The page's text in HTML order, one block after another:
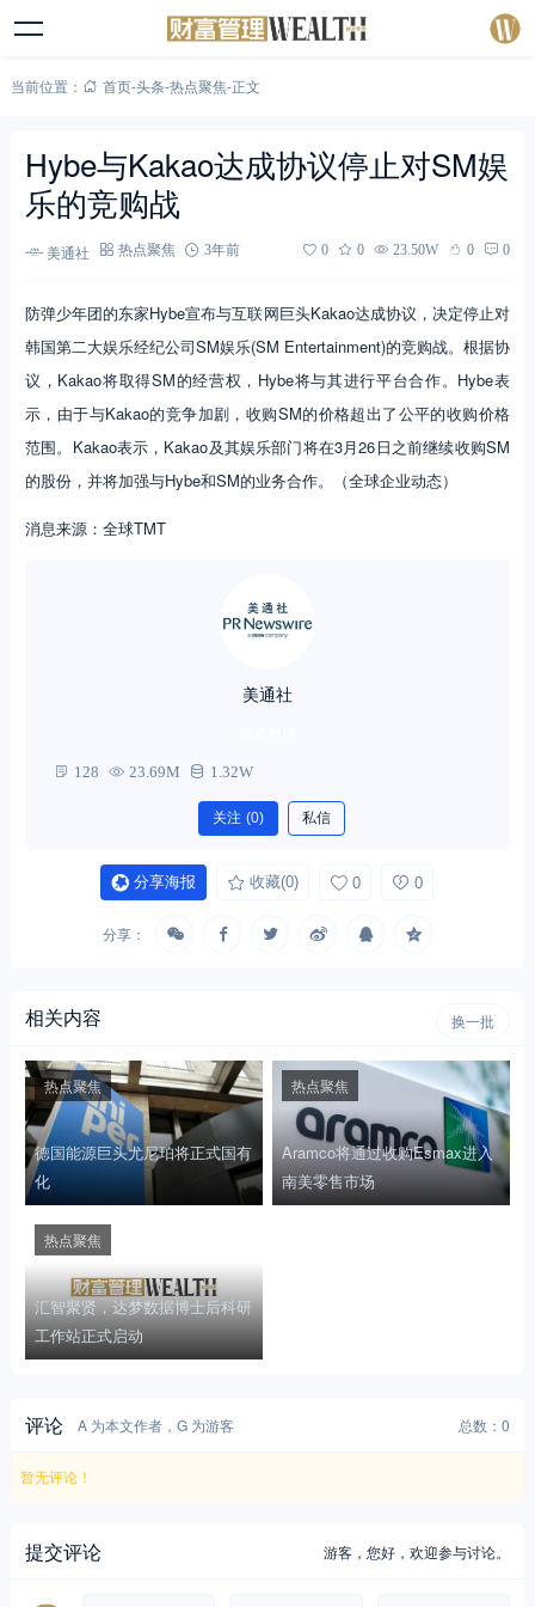
当前位置： 首页-头条-热点聚焦-正文
Hybe与Kakao达成协议停止对SM娱
乐的竞购战
美通社 热点聚焦 3年前 0 0 23.50W 0 0
防弹少年团的东家Hybe宣布与互联网巨头Kakao达成协议，决定停止对
韩国第二大娱乐经纪公司SM娱乐(SM Entertainment)的竞购战。根据协
议，Kakao将取得SM的经营权，Hybe将与其进行平台合作。Hybe表
示，由于与Kakao的竞争加剧，收购SM的价格超出了公平的收购价格
范围。Kakao表示，Kakao及其娱乐部门将在3月26日之前继续收购SM
的股份，并将加强与Hybe和SM的业务合作。（全球企业动态）
消息来源：全球TMT
美通社
128 23.69M 1.32W
关注 (0) 私信
分享海报 收藏(0) 0 0
分享：
相关内容 换一批
德国能源巨头尤尼珀将正式国有
化
热点聚焦
Aramco将通过收购Esmax进入
南美零售市场
热点聚焦
汇智聚贤，达梦数据博士后科研
工作站正式启动
热点聚焦
评论 A 为本文作者，G 为游客 总数：0
暂无评论！
提交评论 游客，您好，欢迎参与讨论。